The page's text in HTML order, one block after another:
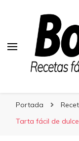
Portada
Tarta fácil de